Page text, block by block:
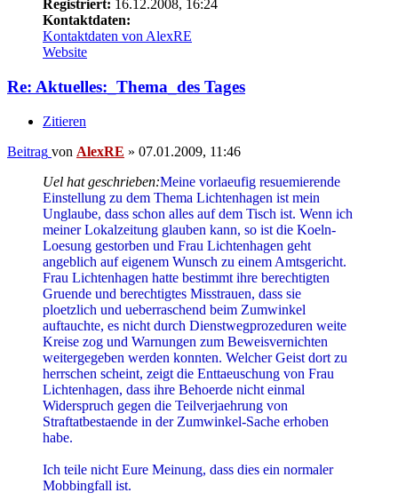
Re: Aktuelles:_Thema_des Tages
Zitieren
Einstellung zu dem Thema Lichtenhagen ist mein
meiner Lokalzeitung glauben kann, so ist die Koeln-
angeblich auf eigenem Wunsch zu einem Amtsgericht.
Frau Lichtenhagen hatte bestimmt ihre berechtigten
Gruende und berechtigtes Misstrauen, dass sie
ploetzlich und ueberraschend beim Zumwinkel
auftauchte, es nicht durch Dienstwegprozeduren weite
Kreise zog und Warnungen zum Beweisvernichten
weitergegeben werden konnten. Welcher Geist dort zu
herrschen scheint, zeigt die Enttaeuschung von Frau
Lichtenhagen, dass ihre Behoerde nicht einmal
Widerspruch gegen die Teilverjaehrung von
Straftatbestaende in der Zumwinkel-Sache erhoben
habe.
Ich teile nicht Eure Meinung, dass dies ein normaler
Mobbingfall ist.
Vielmehr macht gerade dieser Fall den Konstruktions-
der Justiz von der Politik in Form der
Weisungsbefugnis von Justizministern und politisch